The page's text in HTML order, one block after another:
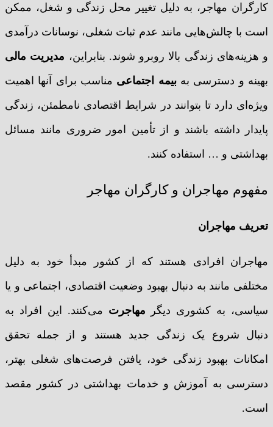
کارگران مهاجر، به دلیل تغییر محل زندگی و شغل، ممکن
است با چالش‌هایی مانند عدم ثبات شغلی، نوسانات درآمدی
و هزینه‌های زندگی بالا روبرو شوند. بنابراین، مدیریت مالی
بهینه و دسترسی بهبیمه اجتماعی مناسب برای آنها اهمیت
ویژه‌ای دارد تا بتوانند در شرایط اقتصادی نامطمئن، زندگی
پایدار داشته باشند و از تأمین امور ضروری مانند مسائل
بهداشتی و … استفاده کنند.
مفهوم مهاجران و کارگران مهاجر
تعریف مهاجران
مهاجران افرادی هستند که از کشور مبدأ خود به دلیل
مختلفی مانند به دنبال بهبود وضعیت اقتصادی، اجتماعی و یا
سیاسی، به کشوری دیگر مهاجرت می‌کنند. این افراد به
دنبال شروع یک زندگی جدید هستند و از جمله تحقق
امکانات بهبود زندگی خود، یافتن فرصت‌های شغلی بهتر،
دسترسی به آموزش و خدمات بهداشتی در کشور مقصد
است.